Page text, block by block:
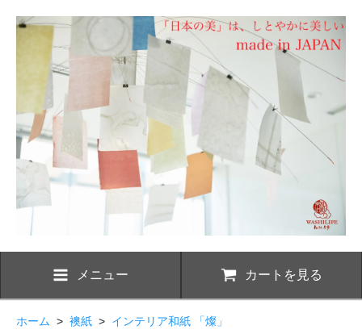
メニュー カートを見る
ホーム > 襖紙 > インテリア和紙 「燦」